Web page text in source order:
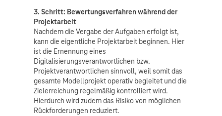
3. Schritt: Bewertungsverfahren während der
Projektarbeit
Nachdem die Vergabe der Aufgaben erfolgt ist,
kann die eigentliche Projektarbeit beginnen. Hier
ist die Ernennung eines
Digitalisierungsverantwortlichen bzw.
Projektverantwortlichen sinnvoll, weil somit das
gesamte Modellprojekt operativ begleitet und die
Zielerreichung regelmäßig kontrolliert wird.
Hierdurch wird zudem das Risiko von möglichen
Rückforderungen reduziert.